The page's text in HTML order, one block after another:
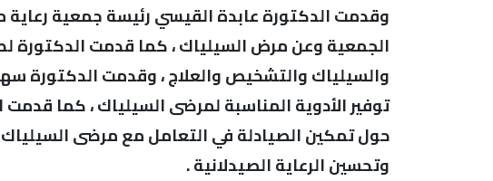
وقدمت الدكتورة عابدة القيسي رئيسة جمعية
الجمعية وعن مرض السيلياك ، كما قدمت الدكتورة
والسيلياك والتشخيص والعلاج ، وقدمت الدكتورة
توفير الأدوية المناسبة لمرضى السيلياك ، كما
حول تمكين الصيادلة في التعامل مع مرضى السيلياك
وتحسين الرعاية الصيدلانية .